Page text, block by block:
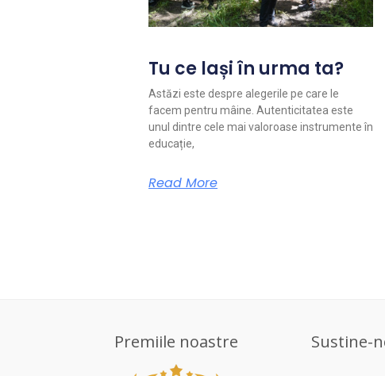
Tu ce lași în urma ta?
Astăzi este despre alegerile pe care le
facem pentru mâine. Autenticitatea este
unul dintre cele mai valoroase instrumente în
educație,
Read More
Premiile noastre Sustine-